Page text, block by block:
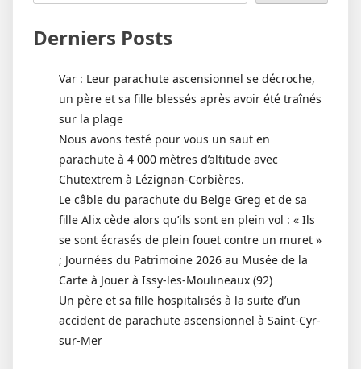
Derniers Posts
Var : Leur parachute ascensionnel se décroche,
un père et sa fille blessés après avoir été traînés
sur la plage
Nous avons testé pour vous un saut en
parachute à 4 000 mètres d’altitude avec
Chutextrem à Lézignan-Corbières.
Le câble du parachute du Belge Greg et de sa
fille Alix cède alors qu’ils sont en plein vol : « Ils
se sont écrasés de plein fouet contre un muret »
; Journées du Patrimoine 2026 au Musée de la
Carte à Jouer à Issy-les-Moulineaux (92)
Un père et sa fille hospitalisés à la suite d’un
accident de parachute ascensionnel à Saint-Cyr-
sur-Mer